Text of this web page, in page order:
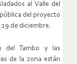
al Valle del
del proyecto
de diciembre.
del Tambo y las
de la zona están